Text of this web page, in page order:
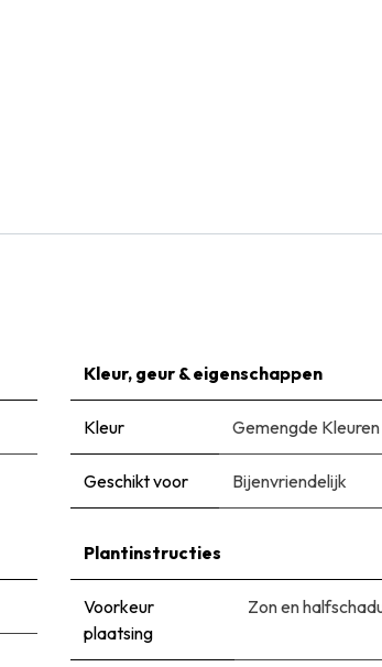
Kleur, geur & eigenschappen
Kleur Gemengde Kleuren
Geschikt voor Bijenvriendelijk
Plantinstructies
Voorkeur
plaatsing
Zon en